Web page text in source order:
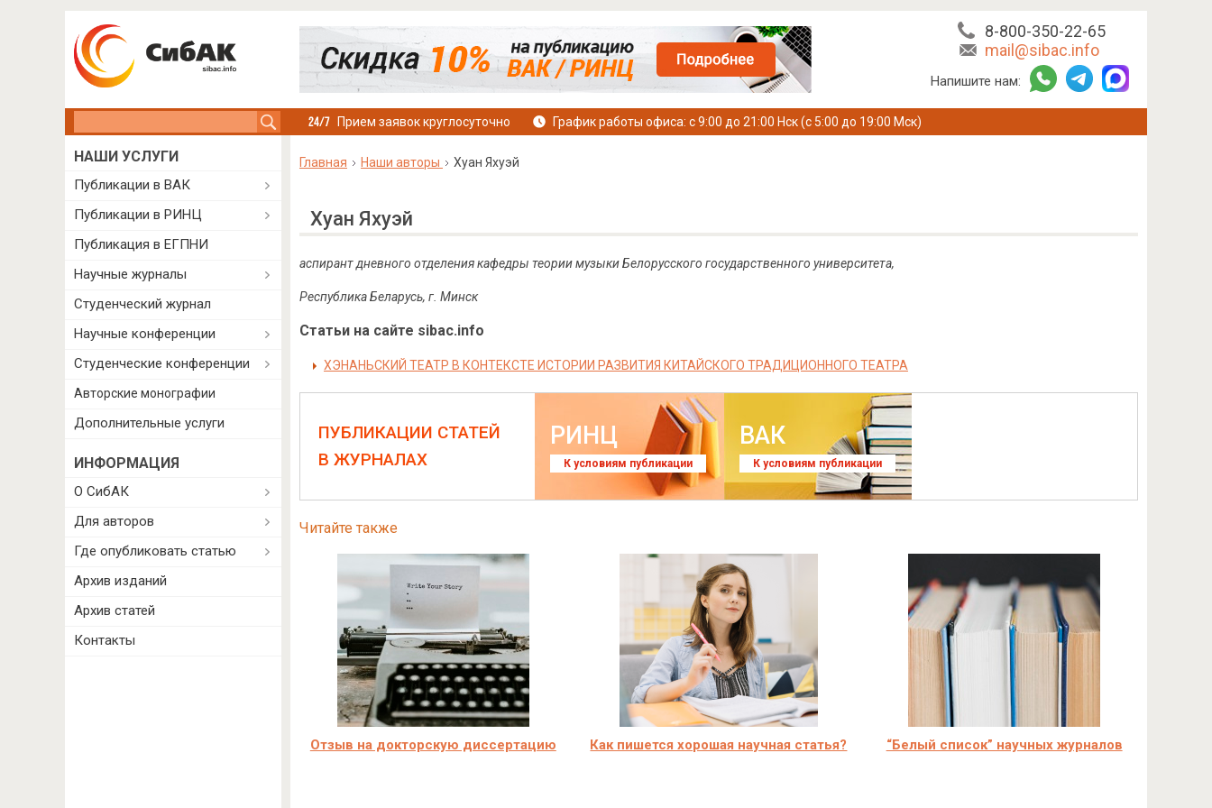
8-800-350-22-65
mail@sibac.info
Напишите нам:
Прием заявок круглосуточно График работы офиса: с 9:00 до 21:00 Нск (с 5:00 до 19:00 Мск)
Главная Наши авторы Хуан Яхуэй
Хуан Яхуэй
аспирант дневного отделения кафедры теории музыки Белорусского государственного университета,
Республика Беларусь, г. Минск
Статьи на сайте sibac.info
ХЭНАНЬСКИЙ ТЕАТР В КОНТЕКСТЕ ИСТОРИИ РАЗВИТИЯ КИТАЙСКОГО ТРАДИЦИОННОГО ТЕАТРА
ПУБЛИКАЦИИ СТАТЕЙ
В ЖУРНАЛАХ
РИНЦ
К условиям публикации
ВАК
К условиям публикации
Читайте также
Отзыв на докторскую диссертацию Как пишется хорошая научная статья? “Белый список” научных журналов
НАШИ УСЛУГИ
Публикации в ВАК
Публикации в РИНЦ
Публикация в ЕГПНИ
Научные журналы
Студенческий журнал
Научные конференции
Студенческие конференции
Авторские монографии
Дополнительные услуги
ИНФОРМАЦИЯ
О СибАК
Для авторов
Где опубликовать статью
Архив изданий
Архив статей
Контакты